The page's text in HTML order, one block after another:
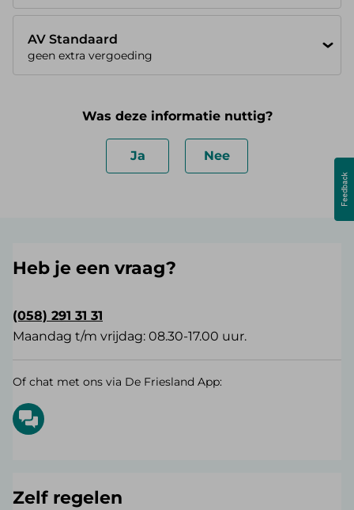
AV Standaard
geen extra vergoeding
Was deze informatie nuttig?
Ja Nee
Heb je een vraag?
(058) 291 31 31
Maandag t/m vrijdag: 08.30-17.00 uur.
Of chat met ons via De Friesland App:
Zelf regelen